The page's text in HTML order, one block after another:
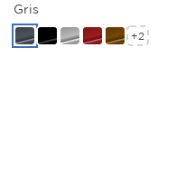
Gris
+2